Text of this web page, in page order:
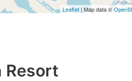
Leaflet | Map data ©
Resort